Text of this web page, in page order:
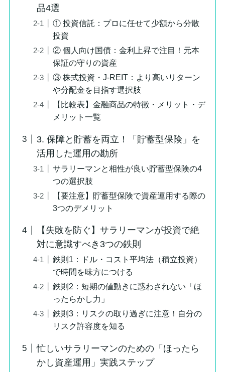
品4選
① 投資信託：プロに任せて少額から分散
投資
② 個人向け国債：金利上昇で注目！元本
保証の守りの資産
③ 株式投資・J-REIT：より高いリターン
や分配金を目指す選択肢
【比較表】金融商品の特徴・メリット・デ
メリット一覧
3. 保障と貯蓄を両立！「貯蓄型保険」を
活用した運用の勘所
サラリーマンと相性が良い貯蓄型保険の4
つの選択肢
【要注意】貯蓄型保険で資産運用する際の
3つのデメリット
【失敗を防ぐ】サラリーマンが投資で絶
対に意識すべき3つの鉄則
鉄則1：ドル・コスト平均法（積立投資）
で時間を味方につける
鉄則2：短期の値動きに惑わされない「ほ
ったらかし力」
鉄則3：リスクの取り過ぎに注意！自分の
リスク許容度を知る
忙しいサラリーマンのための「ほったら
かし資産運用」実践ステップ